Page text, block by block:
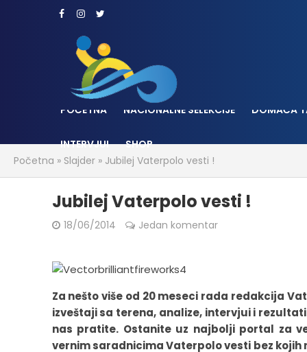
POČETNA NACIONALNE SELEKCIJE DOMAĆA
INTERVJUI
SHOP
Početna » Slajder » Jubilej Vaterpolo vesti !
Jubilej Vaterpolo vesti !
18/06/2014 Jedan komentar
Za nešto više od 20 meseci rada redakcija
izveštaji sa terena, analize, intervjui i
nas pratite. Ostanite uz najbolji portal za
vernim saradnicima Vaterpolo vesti bez